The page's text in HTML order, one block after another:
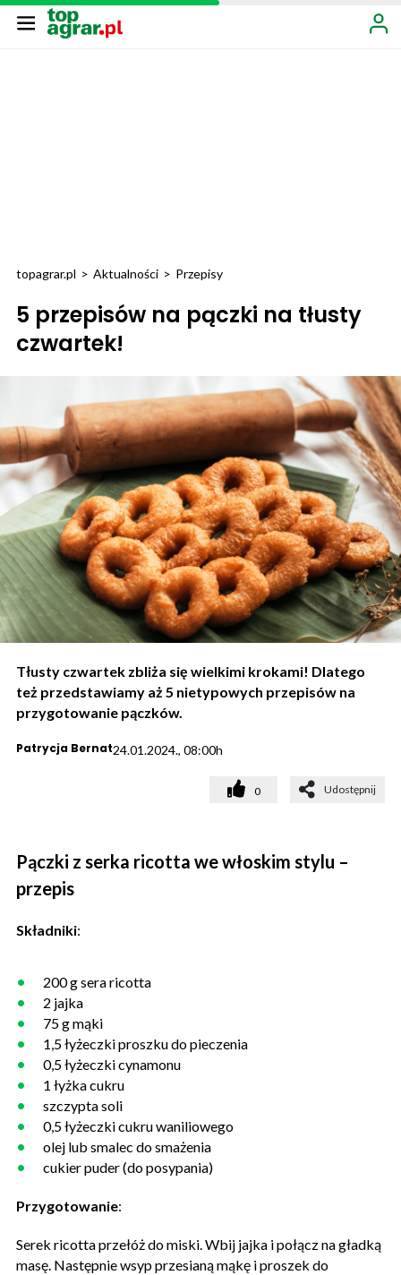
topagrar.pl > Aktualności > Przepisy
5 przepisów na pączki na tłusty
czwartek!
Tłusty czwartek zbliża się wielkimi krokami! Dlatego
też przedstawiamy aż 5 nietypowych przepisów na
przygotowanie pączków.
Patrycja Bernat24.01.2024., 08:00h
0 Udostępnij
Pączki z serka ricotta we włoskim stylu –
przepis
Składniki:
200 g sera ricotta
2 jajka
75 g mąki
1,5 łyżeczki proszku do pieczenia
0,5 łyżeczki cynamonu
1 łyżka cukru
szczypta soli
0,5 łyżeczki cukru waniliowego
olej lub smalec do smażenia
cukier puder (do posypania)
Przygotowanie:
Serek ricotta przełóż do miski. Wbij jajka i połącz na gładką
masę. Następnie wsyp przesianą mąkę i proszek do